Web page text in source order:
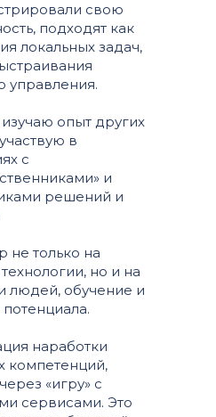
свою
подходят как
локальных задач,
управления.
опыт других
в
с
и
решений и
не только на
но и на
людей, обучение и
наработки
компетенций,
«игру» с
сервисами. Это